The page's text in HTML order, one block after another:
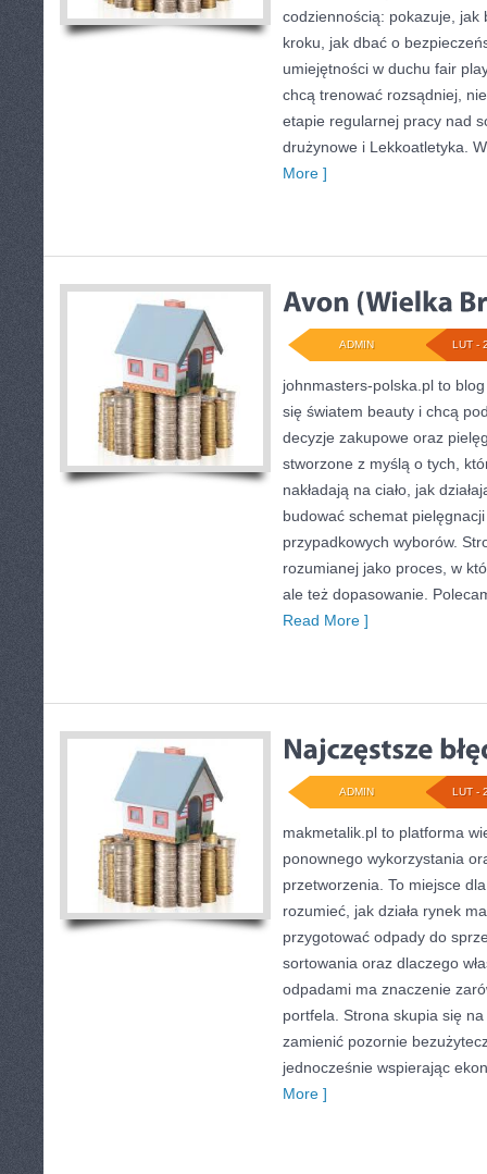
codziennością: pokazuje,
kroku, jak dbać o
umiejętności w duchu fair
chcą trenować rozsądniej,
etapie regularnej pracy nad
drużynowe i Lekkoatletyka.
More ]
LUT -
ADMIN
johnmasters-polska.pl to
się światem beauty i chcą
decyzje zakupowe oraz
stworzone z myślą o tych,
nakładają na ciało, jak
budować schemat
przypadkowych wyborów.
rozumianej jako proces, w
ale też dopasowanie.
Read More ]
LUT -
ADMIN
makmetalik.pl to platforma
ponownego wykorzystania
przetworzenia. To miejsce
rozumieć, jak działa rynek
przygotować odpady do
sortowania oraz dlaczego
odpadami ma znaczenie
portfela. Strona skupia się
zamienić pozornie
jednocześnie wspierając
More ]